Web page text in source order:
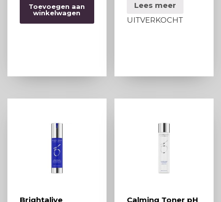
Toevoegen aan
winkelwagen
Lees meer
UITVERKOCHT
Brightalive
Calming Toner pH